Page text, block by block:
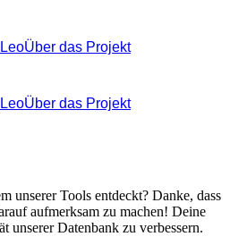
Über das Projekt
Über das Projekt
unserer Tools entdeckt? Danke, dass
aufmerksam zu machen! Deine
unserer Datenbank zu verbessern.